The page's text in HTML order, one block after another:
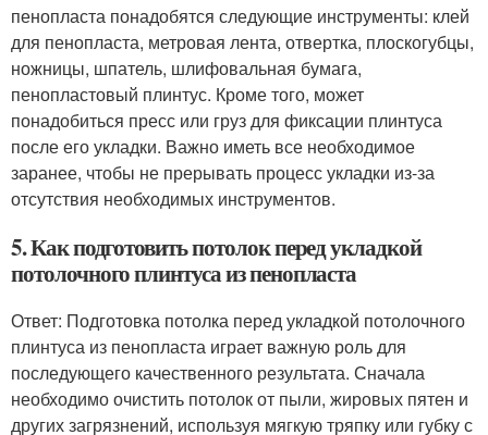
пенопласта понадобятся следующие инструменты: клей
для пенопласта, метровая лента, отвертка, плоскогубцы,
ножницы, шпатель, шлифовальная бумага,
пенопластовый плинтус. Кроме того, может
понадобиться пресс или груз для фиксации плинтуса
после его укладки. Важно иметь все необходимое
заранее, чтобы не прерывать процесс укладки из-за
отсутствия необходимых инструментов.
5. Как подготовить потолок перед укладкой
потолочного плинтуса из пенопласта
Ответ: Подготовка потолка перед укладкой потолочного
плинтуса из пенопласта играет важную роль для
последующего качественного результата. Сначала
необходимо очистить потолок от пыли, жировых пятен и
других загрязнений, используя мягкую тряпку или губку с